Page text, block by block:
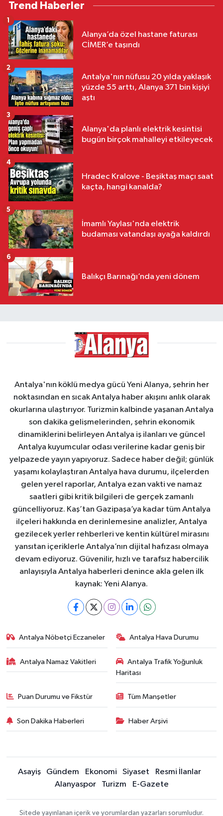
Trend Haberler
Alanya’da özel hastane faturası
CİMER’e taşındı
1
Antalya'nın nüfusu 20 yılda yaklaşık
yüzde 55 arttı, Alanya 371 bin kişiyi
aştı
2
Alanya'da planlı elektrik kesintisi
bugün birçok mahalleyi etkileyecek
3
Hradec Kralove - Beşiktaş maçı saat
kaçta, hangi kanalda?
4
İmamlı Yaylası'nda elektrik
budaması vatandaşı ayağa kaldırdı
5
Balıkçı Barınağı’nda yeni dönem
6
Antalya'nın köklü medya gücü Yeni Alanya, şehrin her
noktasından en sıcak Antalya haber akışını anlık olarak
okurlarına ulaştırıyor. Turizmin kalbinde yaşanan Antalya
son dakika gelişmelerinden, şehrin ekonomik
dinamiklerini belirleyen Antalya iş ilanları ve güncel
Antalya kuyumcular odası verilerine kadar geniş bir
yelpazede yayın yapıyoruz. Sadece haber değil; günlük
yaşamı kolaylaştıran Antalya hava durumu, ilçelerden
gelen yerel raporlar, Antalya ezan vakti ve namaz
saatleri gibi kritik bilgileri de gerçek zamanlı
güncelliyoruz. Kaş’tan Gazipaşa’ya kadar tüm Antalya
ilçeleri hakkında en derinlemesine analizler, Antalya
gezilecek yerler rehberleri ve kentin kültürel mirasını
yansıtan içeriklerle Antalya’nın dijital hafızası olmaya
devam ediyoruz. Güvenilir, hızlı ve tarafsız habercilik
anlayışıyla Antalya haberleri denince akla gelen ilk
kaynak: Yeni Alanya.
Antalya Nöbetçi Eczaneler Antalya Hava Durumu
Antalya Namaz Vakitleri
Antalya Trafik Yoğunluk
Haritası
Puan Durumu ve Fikstür Tüm Manşetler
Son Dakika Haberleri Haber Arşivi
Asayiş Gündem Ekonomi Siyaset
Resmi İlanlar
Alanyaspor
Turizm E-Gazete
Sitede yayınlanan içerik ve yorumlardan yazarları sorumludur.